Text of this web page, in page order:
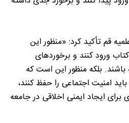
قم تأکید کرد: «منظور این
ورود کنند و برخورد‌های
بلکه منظور این است که
امنیت اجتماعی را حفظ کنند،
برای ایجاد ایمنی اخلاقی در جامعه